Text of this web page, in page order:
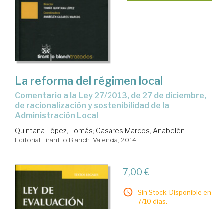
La reforma del régimen local
comentario a la Ley 27/2013, de 27 de diciembre,
de racionalización y sostenibilidad de la
Administración Local
Quintana López, Tomás; Casares Marcos, Anabelén
Editorial Tirant lo Blanch. Valencia, 2014
7,00 €
Sin Stock. Disponible en
7/10 días.